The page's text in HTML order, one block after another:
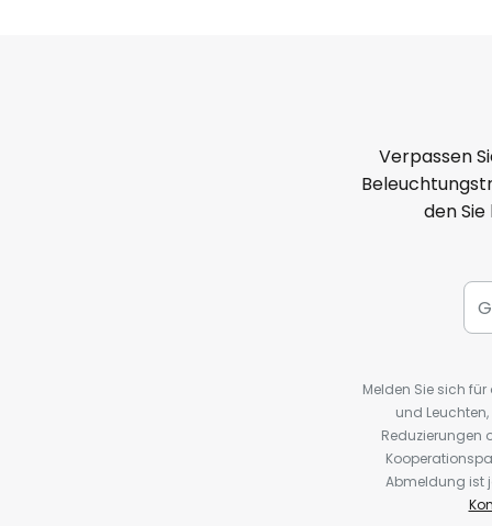
Verpassen
den
Melden Sie sich
und
Reduzierungen
Abmeldung ist